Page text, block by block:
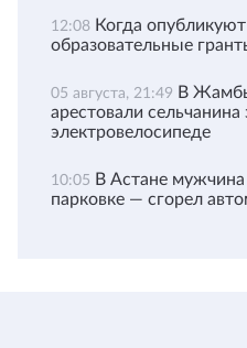
12:08 Когда
образовательные
05 августа, 21:49 В
арестовали сельчанина
электровелосипеде
10:05 В Астане
парковке — сгорел